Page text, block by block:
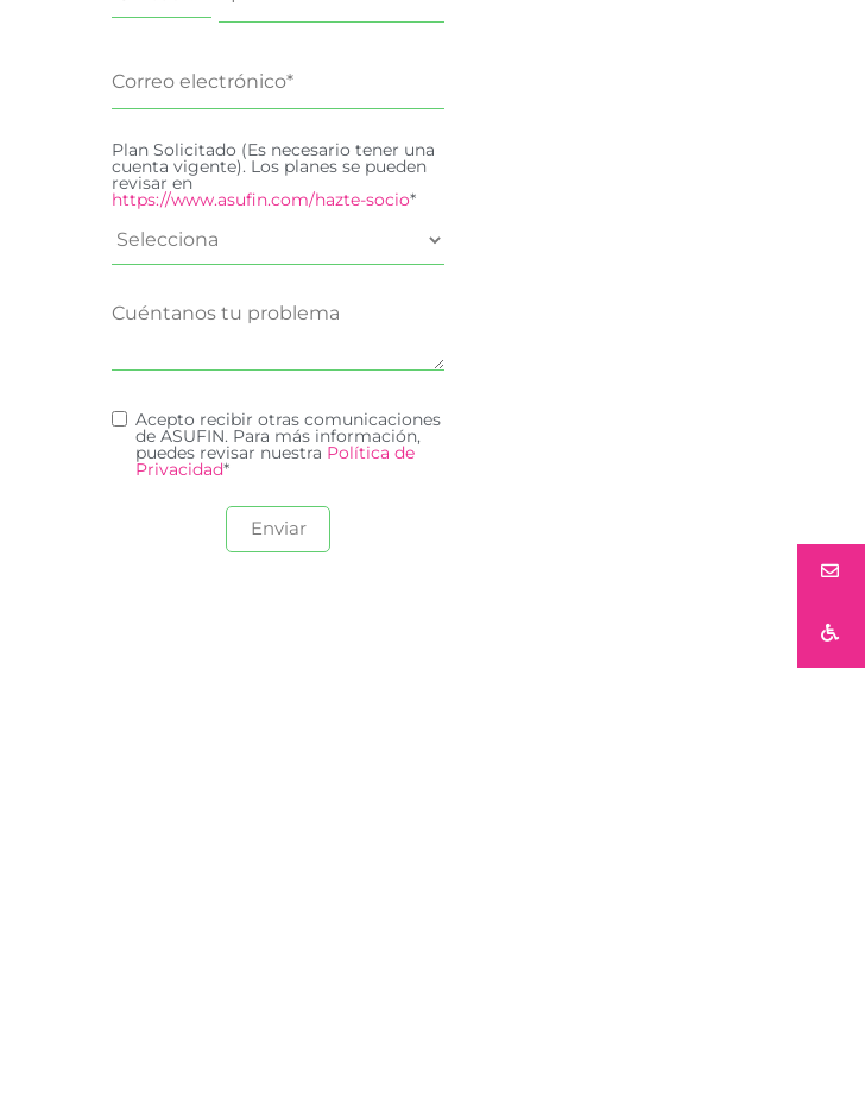
Plan Solicitado (Es necesario tener una
cuenta vigente). Los planes se pueden
revisar en
https://www.asufin.com/hazte-socio*
Acepto recibir otras comunicaciones
de ASUFIN. Para más información,
puedes revisar nuestra Política de
Privacidad*